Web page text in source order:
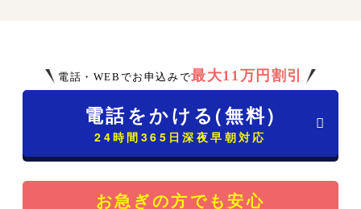
電話・WEBでお申込みで最大11万円割引
電話をかける(無料)
24時間365日深夜早朝対応
お急ぎの方でも安心